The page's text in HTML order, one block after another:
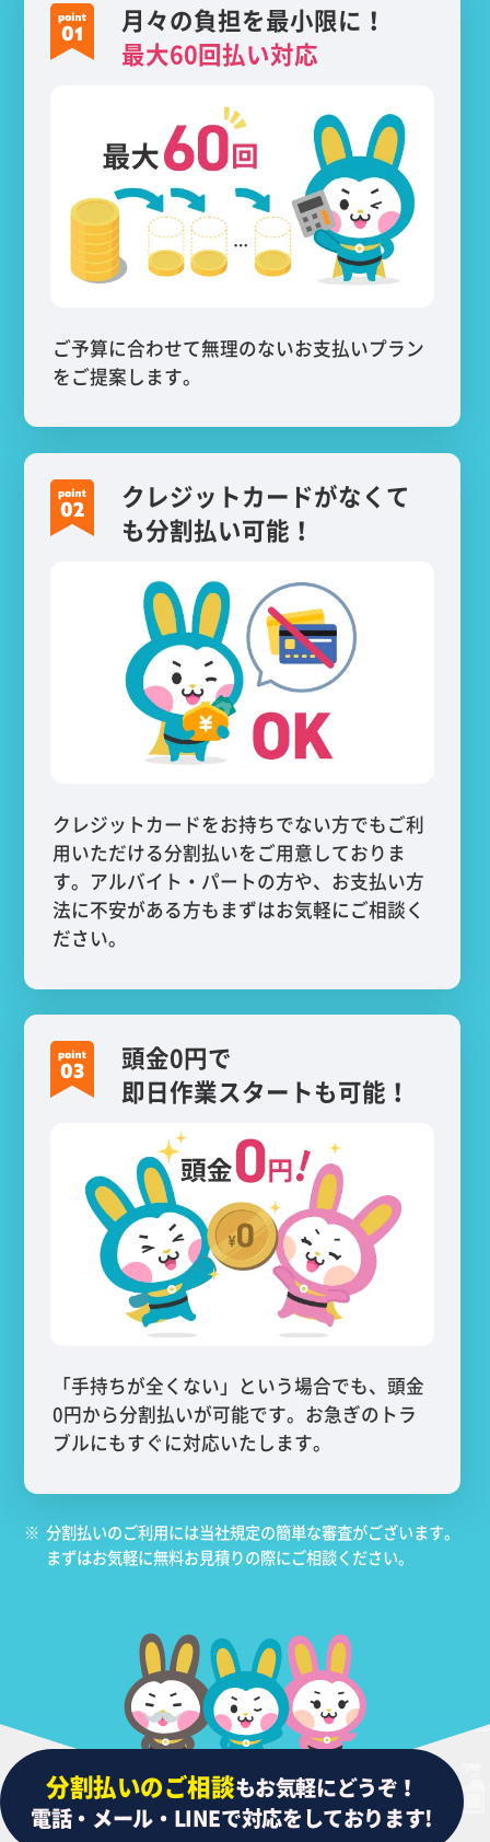
月々の負担を最小限に！
最大60回払い対応
ご予算に合わせて無理のないお支払いプラン
をご提案します。
クレジットカードがなくて
も分割払い可能！
クレジットカードをお持ちでない方でもご利
用いただける分割払いをご用意しておりま
す。アルバイト・パートの方や、お支払い方
法に不安がある方もまずはお気軽にご相談く
ださい。
頭金0円で
即日作業スタートも可能！
「手持ちが全くない」という場合でも、頭金
0円から分割払いが可能です。お急ぎのトラ
ブルにもすぐに対応いたします。
※ 分割払いのご利用には当社規定の簡単な審査がございます。
まずはお気軽に無料お見積りの際にご相談ください。
分割払いのご相談もお気軽にどうぞ！
電話・メール・LINEで対応をしております!